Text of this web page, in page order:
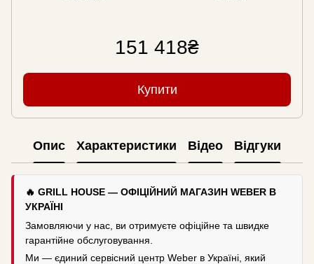
151 418₴
Купити
Опис Характеристики Відео Відгуки
🔥 GRILL HOUSE — ОФІЦІЙНИЙ МАГАЗИН WEBER В
УКРАЇНІ
Замовляючи у нас, ви отримуєте офіційне та швидке
гарантійне обслуговування.
Ми — єдиний сервісний центр Weber в Україні, який